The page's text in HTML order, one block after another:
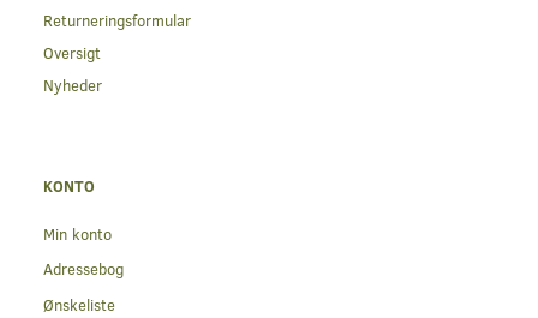
Returneringsformular
Oversigt
Nyheder
KONTO
Min konto
Adressebog
Ønskeliste